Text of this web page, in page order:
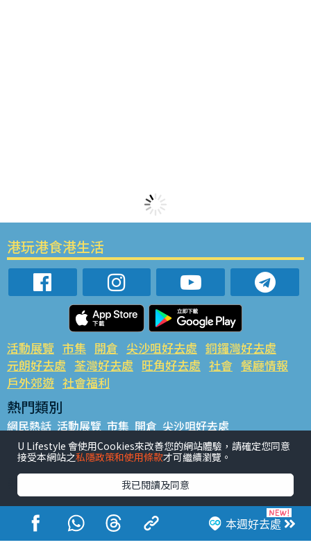
本週好去處
港玩港食港生活
活動展覽 市集 開倉 尖沙咀好去處 銅鑼灣好去處
元朗好去處 荃灣好去處 旺角好去處 社會 餐廳情報
戶外郊遊 社會福利
熱門類別
網民熱話 活動展覽 市集 開倉 尖沙咀好去處
銅鑼灣好去處 元朗好去處 荃灣好去處 旺角好去處 社會
餐廳情報 戶外郊遊
熱門標籤
#UGO搵好去處 #人氣活動推介 #美食社群熱話
#親子玩樂好去處
#ULifestyle應用程式
#限時搶
#UJetso禮物放送
#ULifestyle商戶中心 #著數 #網絡熱話
U Lifestyle 會使用Cookies來改善您的網站體驗，請確定您同意
接受本網站之私隱政策和使用條款才可繼續瀏覽。
我已閱讀及同意